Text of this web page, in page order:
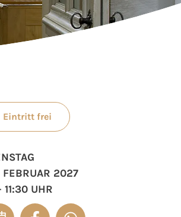
Eintritt frei
2027
11:30 UHR